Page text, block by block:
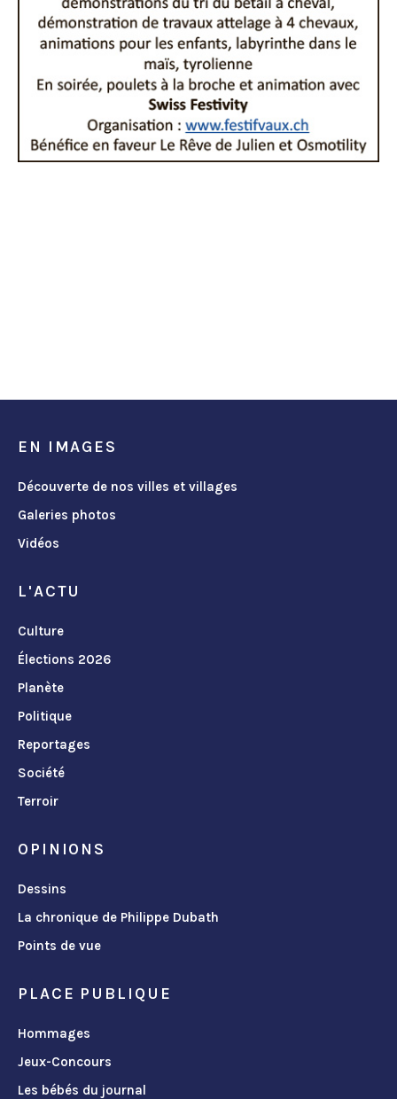
EN IMAGES
Découverte de nos villes et villages
Galeries photos
Vidéos
L'ACTU
Culture
Élections 2026
Planète
Politique
Reportages
Société
Terroir
OPINIONS
Dessins
La chronique de Philippe Dubath
Points de vue
PLACE PUBLIQUE
Hommages
Jeux-Concours
Les bébés du journal